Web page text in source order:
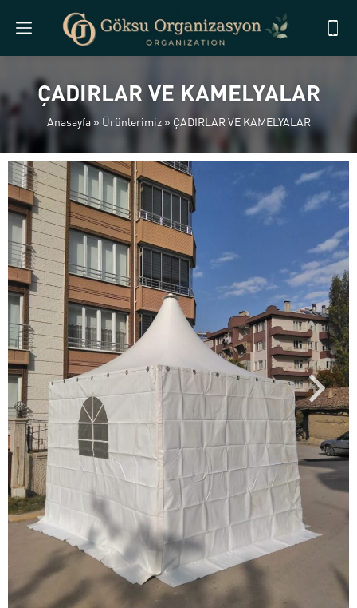
ÇADIRLAR VE KAMELYALAR
Anasayfa» Ürünlerimiz» ÇADIRLAR VE KAMELYALAR